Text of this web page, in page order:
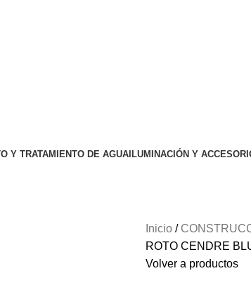
Y TRATAMIENTO DE AGUAILUMINACIÓN Y
Inicio
ROTO CENDRE
Volver a productos